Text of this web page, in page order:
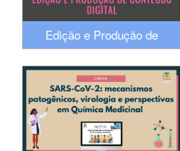
Edição e Produção de
conteúdo digital